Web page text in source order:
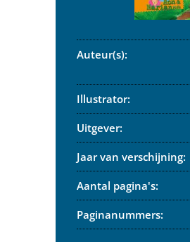
Auteur(s):
Illustrator:
Uitgever:
Jaar van verschijning:
Aantal pagina's:
Paginanummers: